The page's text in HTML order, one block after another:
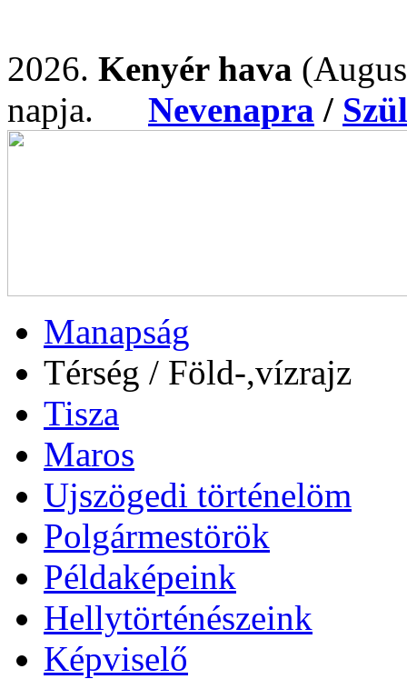
2026. Kenyér hava
napja. Nevenapra /
Manapság
Térség / Föld-,vízrajz
Tisza
Maros
Ujszögedi történelöm
Polgármestörök
Példaképeink
Hellytörténészeink
Képviselő